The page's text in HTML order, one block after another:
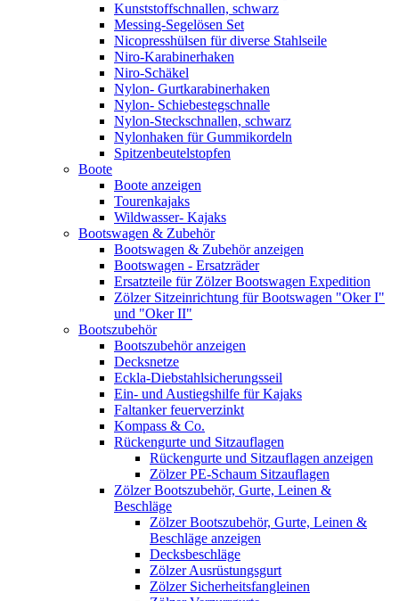
Kunststoffschnallen, schwarz
Messing-Segelösen Set
Nicopresshülsen für diverse Stahlseile
Niro-Karabinerhaken
Niro-Schäkel
Nylon- Gurtkarabinerhaken
Nylon- Schiebestegschnalle
Nylon-Steckschnallen, schwarz
Nylonhaken für Gummikordeln
Spitzenbeutelstopfen
Boote
Boote anzeigen
Tourenkajaks
Wildwasser- Kajaks
Bootswagen & Zubehör
Bootswagen & Zubehör anzeigen
Bootswagen - Ersatzräder
Ersatzteile für Zölzer Bootswagen Expedition
Zölzer Sitzeinrichtung für Bootswagen "Oker I"
und "Oker II"
Bootszubehör
Bootszubehör anzeigen
Decksnetze
Eckla-Diebstahlsicherungsseil
Ein- und Austiegshilfe für Kajaks
Faltanker feuerverzinkt
Kompass & Co.
Rückengurte und Sitzauflagen
Rückengurte und Sitzauflagen anzeigen
Zölzer PE-Schaum Sitzauflagen
Zölzer Bootszubehör, Gurte, Leinen &
Beschläge
Zölzer Bootszubehör, Gurte, Leinen &
Beschläge anzeigen
Decksbeschläge
Zölzer Ausrüstungsgurt
Zölzer Sicherheitsfangleinen